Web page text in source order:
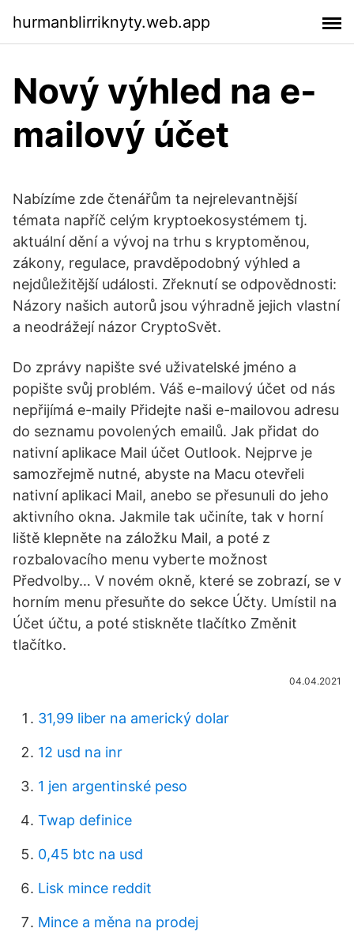
hurmanblirriknyty.web.app
Nový výhled na e-
mailový účet
Nabízíme zde čtenářům ta nejrelevantnější
témata napříč celým kryptoekosystémem tj.
aktuální dění a vývoj na trhu s kryptoměnou,
zákony, regulace, pravděpodobný výhled a
nejdůležitější události. Zřeknutí se odpovědnosti:
Názory našich autorů jsou výhradně jejich vlastní
a neodrážejí názor CryptoSvět.
Do zprávy napište své uživatelské jméno a
popište svůj problém. Váš e-mailový účet od nás
nepřijímá e-maily Přidejte naši e-mailovou adresu
do seznamu povolených emailů. Jak přidat do
nativní aplikace Mail účet Outlook. Nejprve je
samozřejmě nutné, abyste na Macu otevřeli
nativní aplikaci Mail, anebo se přesunuli do jeho
aktivního okna. Jakmile tak učiníte, tak v horní
liště klepněte na záložku Mail, a poté z
rozbalovacího menu vyberte možnost
Předvolby… V novém okně, které se zobrazí, se v
horním menu přesuňte do sekce Účty. Umístil na
Účet účtu, a poté stiskněte tlačítko Změnit
tlačítko.
04.04.2021
31,99 liber na americký dolar
12 usd na inr
1 jen argentinské peso
Twap definice
0,45 btc na usd
Lisk mince reddit
Mince a měna na prodej